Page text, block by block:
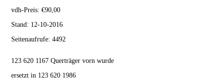
vdh-Preis: €90,00
Stand: 12-10-2016
Seitenaufrufe: 4492
123 620 1167 Querträger vorn wurde
ersetzt in 123 620 1986